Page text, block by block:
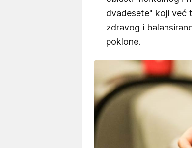
dvadesete" koji već
zdravog i
poklone.